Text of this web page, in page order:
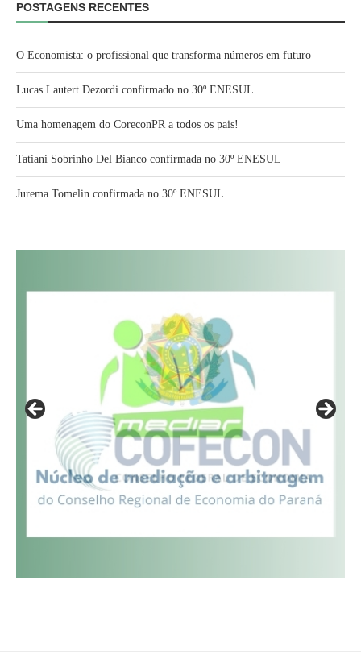
POSTAGENS RECENTES
O Economista: o profissional que transforma números em futuro
Lucas Lautert Dezordi confirmado no 30º ENESUL
Uma homenagem do CoreconPR a todos os pais!
Tatiani Sobrinho Del Bianco confirmada no 30º ENESUL
Jurema Tomelin confirmada no 30º ENESUL